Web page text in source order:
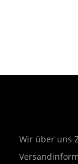
Wir über uns